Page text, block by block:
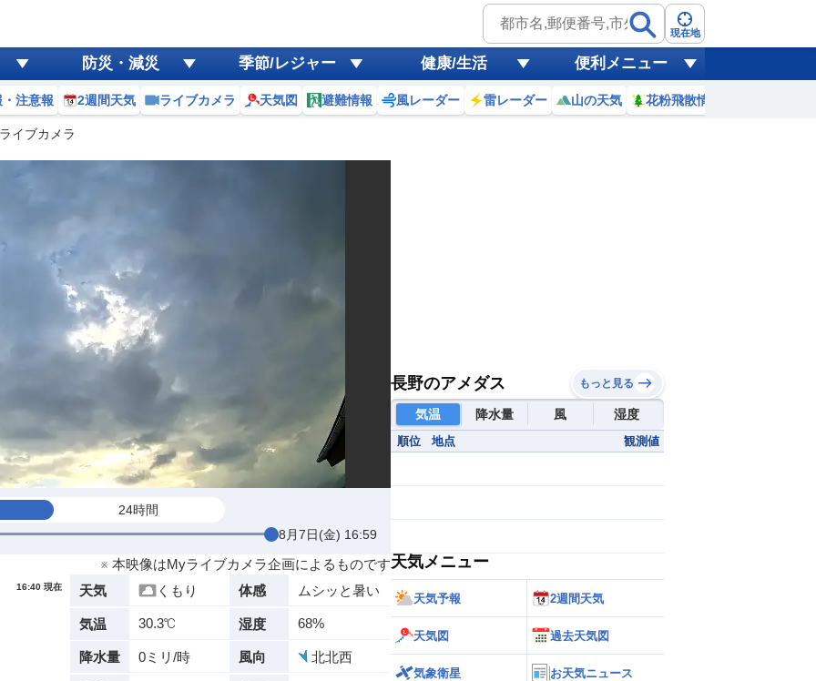
現在地
防災・減災 季節/レジャー 健康/生活 便利メニュー
注意報 2週間天気 ライブカメラ 天気図 避難情報 風レーダー 雷レーダー 山の天気 花粉飛散情報
イブカメラ
24時間
8月7日(金) 16:59
※ 本映像はMyライブカメラ企画によるものです
16:40 現在 天気 くもり 体感 ムシッと暑い
気温 30.3℃ 湿度 68%
降水量 0ミリ/時 風向 北北西
長野のアメダス もっと見る
気温 降水量 風 湿度
順位 地点 観測値
天気メニュー
天気予報 2週間天気
天気図 過去天気図
気象衛星 お天気ニュース